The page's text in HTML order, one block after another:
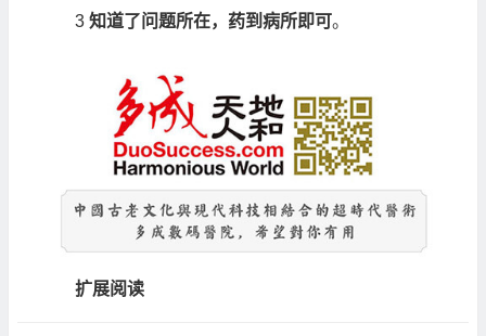
3 知道了问题所在，药到病所即可。
扩展阅读